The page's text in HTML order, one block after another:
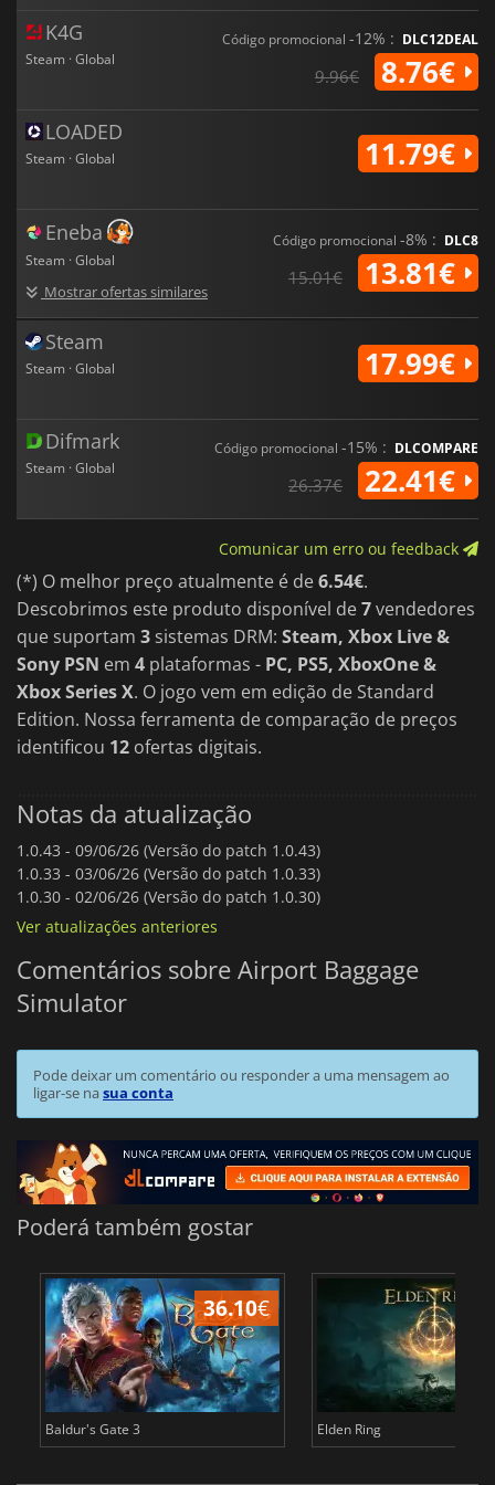
K4G
Steam · Global
Código promocional -12% : DLC12DEAL
9.96€ 8.76€
LOADED
Steam · Global 11.79€
Eneba
Steam · Global
Mostrar ofertas similares
Código promocional -8% : DLC8
15.01€ 13.81€
Steam
Steam · Global 17.99€
Difmark
Steam · Global
Código promocional -15% : DLCOMPARE
26.37€ 22.41€
Comunicar um erro ou feedback
(*) O melhor preço atualmente é de6.54€.
Descobrimos este produto disponível de7vendedores
que suportam 3 sistemas DRM: Steam, Xbox Live &
Sony PSN em 4 plataformas - PC, PS5, XboxOne &
Xbox Series X. O jogo vem em edição de Standard
Edition. Nossa ferramenta de comparação de preços
identificou 12 ofertas digitais.
Notas da atualização
1.0.43 - 09/06/26 (Versão do patch 1.0.43)
1.0.33 - 03/06/26 (Versão do patch 1.0.33)
1.0.30 - 02/06/26 (Versão do patch 1.0.30)
Ver atualizações anteriores
Comentários sobre Airport Baggage
Simulator
Pode deixar um comentário ou responder a uma mensagem ao
ligar-se nasua conta
Poderá também gostar
36.10€
Baldur's Gate 3 Elden Ring